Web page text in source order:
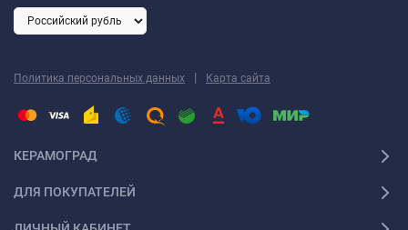
Политика персональных данных | Карта сайта
КЕРАМОГРАД
ДЛЯ ПОКУПАТЕЛЕЙ